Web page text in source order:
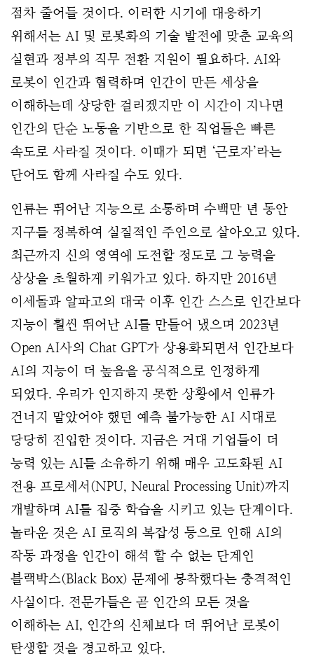
점차 줄어들 것이다. 이러한 시기에 대응하기
위해서는 AI 및 로봇화의 기술 발전에 맞춘 교육의
실현과 정부의 직무 전환 지원이 필요하다. AI와
로봇이 인간과 협력하며 인간이 만든 세상을
이해하는데 상당한 걸리겠지만 이 시간이 지나면
인간의 단순 노동을 기반으로 한 직업들은 빠른
속도로 사라질 것이다. 이때가 되면 ‘근로자’라는
단어도 함께 사라질 수도 있다.
인류는 뛰어난 지능으로 소통하며 수백만 년 동안
지구를 정복하여 실질적인 주인으로 살아오고 있다.
최근까지 신의 영역에 도전할 정도로 그 능력을
상상을 초월하게 키워가고 있다. 하지만 2016년
이세돌과 알파고의 대국 이후 인간 스스로 인간보다
지능이 훨씬 뛰어난 AI를 만들어 냈으며 2023년
Open AI사의 Chat GPT가 상용화되면서 인간보다
AI의 지능이 더 높음을 공식적으로 인정하게
되었다. 우리가 인지하지 못한 상황에서 인류가
건너지 말았어야 했던 예측 불가능한 AI 시대로
당당히 진입한 것이다. 지금은 거대 기업들이 더
능력 있는 AI를 소유하기 위해 매우 고도화된 AI
전용 프로세서(NPU, Neural Processing Unit)까지
개발하며 AI를 집중 학습을 시키고 있는 단계이다.
놀라운 것은 AI 로직의 복잡성 등으로 인해 AI의
작동 과정을 인간이 해석 할 수 없는 단계인
블랙박스(Black Box) 문제에 봉착했다는 충격적인
사실이다. 전문가들은 곧 인간의 모든 것을
이해하는 AI, 인간의 신체보다 더 뛰어난 로봇이
탄생할 것을 경고하고 있다.